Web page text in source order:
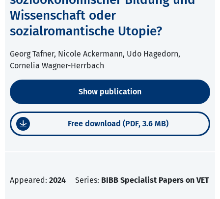
Wissenschaft oder
sozialromantische Utopie?
Georg Tafner, Nicole Ackermann, Udo Hagedorn,
Cornelia Wagner-Herrbach
Show publication
Free download (PDF, 3.6 MB)
Appeared: 2024 Series: BIBB Specialist Papers on VET